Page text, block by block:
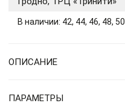
В наличии: 42, 44, 46, 48, 50
ОПИСАНИЕ
ПАРАМЕТРЫ